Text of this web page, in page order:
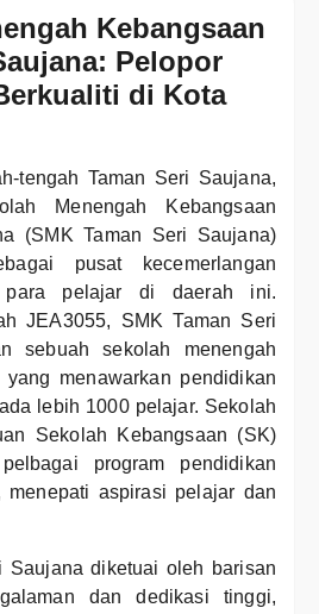
Kebangsaan
Pelopor
di Kota
tengah Taman Seri Saujana,
Menengah Kebangsaan
(SMK Taman Seri Saujana)
pusat kecemerlangan
para pelajar di daerah ini.
JEA3055, SMK Taman Seri
sebuah sekolah menengah
yang menawarkan pendidikan
lebih 1000 pelajar. Sekolah
Sekolah Kebangsaan (SK)
program pendidikan
menepati aspirasi pelajar dan
Saujana diketuai oleh barisan
dan dedikasi tinggi,